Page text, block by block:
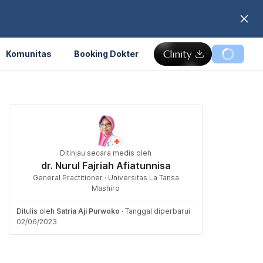
Komunitas Booking Dokter
Ditinjau secara medis oleh
dr. Nurul Fajriah Afiatunnisa
General Practitioner · Universitas La Tansa
Mashiro
Ditulis oleh Satria Aji Purwoko · Tanggal diperbarui
02/06/2023